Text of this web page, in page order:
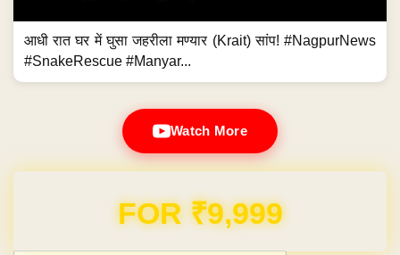
आधी रात घर में घुसा जहरीला मण्यार (Krait) सांप! #NagpurNews
#SnakeRescue #Manyar...
Watch More
Domain & Hosting FREE for 1 Year